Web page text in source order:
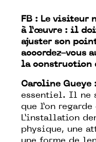
FB : Le visiteur
à l’œuvre : il
ajuster son
accordez-vous
la construction
Caroline Gueye :
essentiel. Il ne
que l’on
L’installation
physique, une